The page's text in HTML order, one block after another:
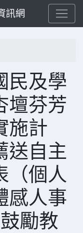
訊網
民及學
壇芬芳
施計
送自主
（個人
感人事
勵教